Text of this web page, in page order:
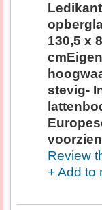
130,5 x
stevig-
Review
+ Add to